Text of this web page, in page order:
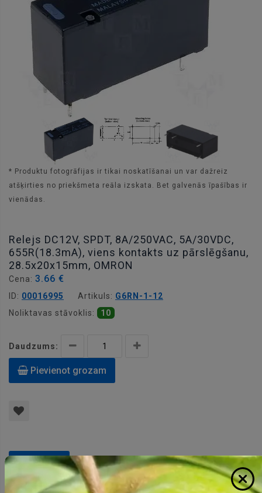
* Produktu fotogrāfijas ir tikai noskatīšanai un var dažreiz
atšķirties no priekšmeta reāla izskata. Bet galvenās īpašības ir
vienādas.
Relejs DC12V, SPDT, 8A/250VAC, 5A/30VDC,
655R(18.3mA), viens kontakts uz pārslēgšanu,
28.5x20x15mm, OMRON
Cena: 3.66 €
ID: 00016995 Artikuls: G6RN-1-12
Noliktavas stāvoklis:
10
Daudzums:
Pievienot grozam
Apraksts